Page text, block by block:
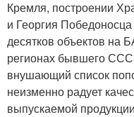
Кремля, построении
и Георгия
десятков объектов на
регионах бывшего
внушающий список
неизменно радует
выпускаемой